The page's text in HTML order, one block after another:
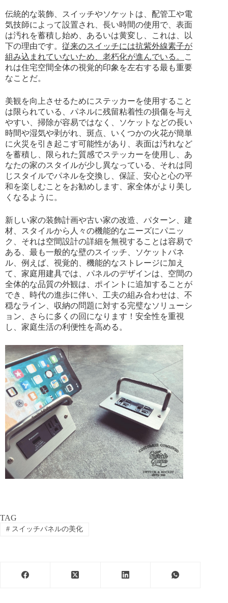
伝統的な装飾、スイッチやソケットは、配管工や電
気技師によって設置され、長い時間の使用で、表面
は汚れを蓄積し始め、あるいは黄変し、これは、以
下の理由です。 従来のスイッチには抗紫外線素子が
組み込まれていないため、老朽化が進んでいる。
こ
れは住宅空間全体の視覚的印象を左右する最も重要
なことだ。
美観を向上させるためにステッカーを使用すること
は限られている、パネルに残留粘着性の損傷を与え
やすい、掃除が容易ではなく、ソケットなどの長い
時間や湿気や剥がれ、斑点、いくつかの火花が簡単
に火災を引き起こす可能性があり、表面は汚れなど
を蓄積し、限られた質感でステッカーを使用し、あ
なたの家のスタイルが少し異なっている、それは同
じスタイルでパネルを交換し、保証、安心と心の平
和を楽しむことをお勧めします、家全体がより美し
くなるように。
新しい家の装飾計画や古い家の改造、パターン、建
材、スタイルから人々の機能的なニーズにパニッ
ク、それは空間設計の詳細を無視することは容易で
ある、最も一般的な壁のスイッチ、ソケットパネ
ル、例えば、視覚的、機能的なストレージに加え
て、家庭用建具では、パネルのデザインは、空間の
全体的な品質の外観は、ポイントに追加することが
でき、時代の進歩に伴い、工夫の組み合わせは、不
穏なライン、収納の問題に対する完璧なソリューシ
ョン、さらに多くの回になります！安全性を重視
し、家庭生活の利便性を高める。
TAG
#スイッチパネルの美化